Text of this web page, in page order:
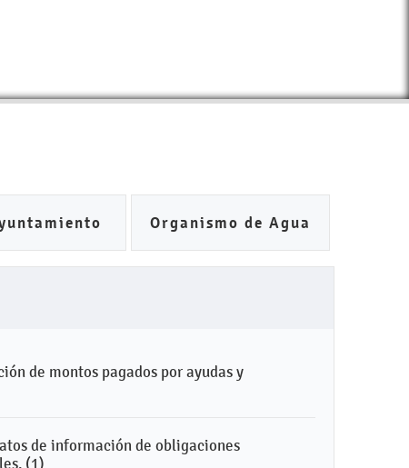
Organismo de Agua
de montos pagados por ayudas y
de información de obligaciones
(1)